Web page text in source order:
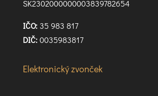
SK2302000000003839782654
IČO:35 983 817
DIČ:0035983817
Elektronický zvonček